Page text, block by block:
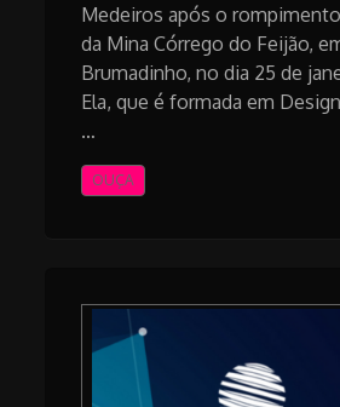
Medeiros após o
da Mina Córrego do Feijão,
Brumadinho, no dia 25 de
Ela, que é formada em
…
OUÇA